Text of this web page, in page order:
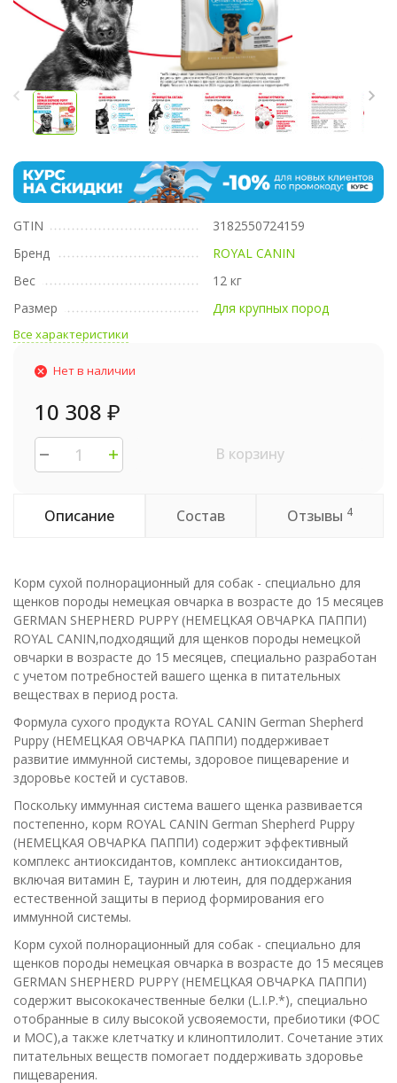
GTIN
3182550724159
Бренд
ROYAL CANIN
Вес
12 кг
Размер
Для крупных пород
Все характеристики
Нет в наличии
10 308 ₽
В корзину
Описание Состав Отзывы 4
Корм сухой полнорационный для собак - специально для
щенков породы немецкая овчарка в возрасте до 15 месяцев
GERMAN SHEPHERD PUPPY (НЕМЕЦКАЯ ОВЧАРКА ПАППИ)
ROYAL CANIN,подходящий для щенков породы немецкой
овчарки в возрасте до 15 месяцев, специально разработан
с учетом потребностей вашего щенка в питательных
веществах в период роста.
Формула сухого продукта ROYAL CANIN German Shepherd
Puppy (НЕМЕЦКАЯ ОВЧАРКА ПАППИ) поддерживает
развитие иммунной системы, здоровое пищеварение и
здоровье костей и суставов.
Поскольку иммунная система вашего щенка развивается
постепенно, корм ROYAL CANIN German Shepherd Puppy
(НЕМЕЦКАЯ ОВЧАРКА ПАППИ) содержит эффективный
комплекс антиоксидантов, комплекс антиоксидантов,
включая витамин Е, таурин и лютеин, для поддержания
естественной защиты в период формирования его
иммунной системы.
Корм сухой полнорационный для собак - специально для
щенков породы немецкая овчарка в возрасте до 15 месяцев
GERMAN SHEPHERD PUPPY (НЕМЕЦКАЯ ОВЧАРКА ПАППИ)
содержит высококачественные белки (L.I.P.*), специально
отобранные в силу высокой усвояемости, пребиотики (ФОС
и МОС),а также клетчатку и клиноптилолит. Сочетание этих
питательных веществ помогает поддерживать здоровье
пищеварения.